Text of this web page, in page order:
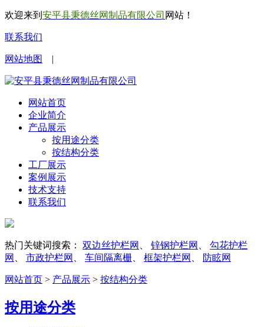
欢迎来到 安平县秉德丝网制品有限公司 网站！
联系我们
网站地图 |
网站首页
企业简介
产品展示
按用途分类
按结构分类
工厂展示
案例展示
技术支持
联系我们
热门关键词搜索： 双边丝护栏网 锌钢护栏网
勾花护栏
网
市政护栏网 车间隔离栅 框架护栏网 防眩网
网站首页 > 产品展示 > 按结构分类
按用途分类